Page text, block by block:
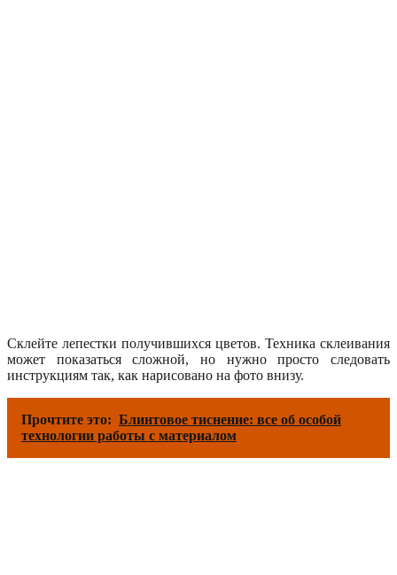
Склейте лепестки получившихся цветов. Техника склеивания
может показаться сложной, но нужно просто следовать
инструкциям так, как нарисовано на фото внизу.
Прочтите это: Блинтовое тиснение: все об особой
технологии работы с материалом